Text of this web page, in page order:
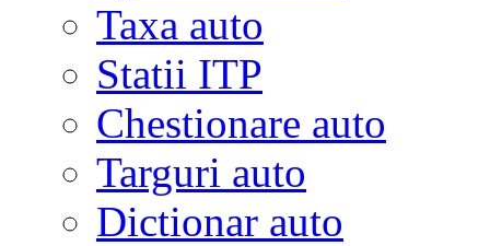
Taxa auto
Statii ITP
Chestionare auto
Targuri auto
Dictionar auto